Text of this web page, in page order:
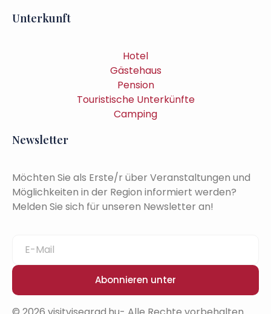
Unterkunft
Hotel
Gästehaus
Pension
Touristische Unterkünfte
Camping
Newsletter
Möchten Sie als Erste/r über Veranstaltungen und
Möglichkeiten in der Region informiert werden?
Melden Sie sich für unseren Newsletter an!
Abonnieren unter